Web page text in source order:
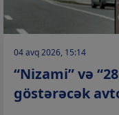
04 avq 2026, 15:14
“Nizami” və
göstərəcək